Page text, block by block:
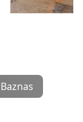
Baznas